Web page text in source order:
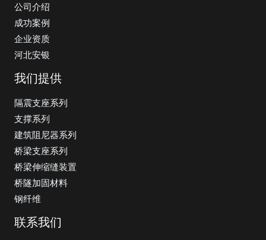
公司介绍
成功案例
企业资质
河北安银
我们提供
隔震支座系列
支撑系列
建筑阻尼器系列
桥梁支座系列
桥梁伸缩缝装置
桥隧加固材料
钢纤维
联系我们